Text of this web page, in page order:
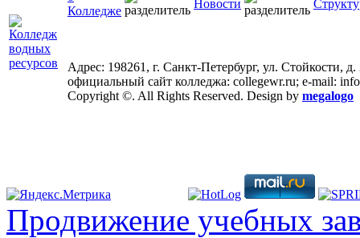
Колледже
Новости
Адрес: 198261, г. Санкт-Петербург, ул. Стойкости,
официальный сайт колледжа: collegewr.ru; e-mail:
Copyright ©. All Rights Reserved. Design by megalogo
Продвижение учебных